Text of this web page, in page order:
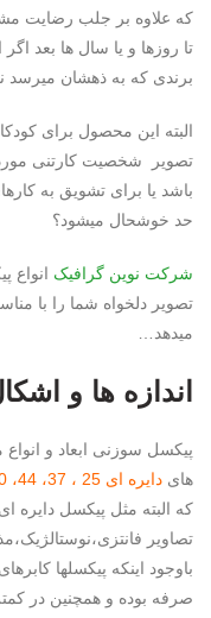
که علاوه بر جلب رضایت
تا روزها و یا سال ها بعد اگر
برندی که به ذهشان میرسد
البته این محصول برای
تصویر شخصیت کارتنی
باشد یا برای تشویق به
حد خوشحال میشود؟
شرکت نوین گرافیک انواع
تصویر دلخواه شما را با
میدهد…
اندازه ها و
پیکسل سوزنی ابعاد و
های دایره ای 25 ، 37، 44، 50، 58 میلیمیتر ، مربع ، مستطیل و…
که البته مثل پیکسل دایره
تصاویر
باوجود اینکه پیکسلها
صرفه بوده و همچنین در